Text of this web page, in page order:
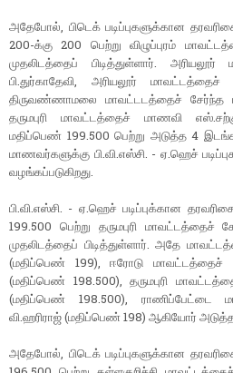
அதேபோல், பிடெக் படிப்புகளுக்கான
200-க்கு 200 பெற்று விழுப்புரம்
முதலிடத்தைப் பிடித்துள்ளார்.
பி.துர்காதேவி, அரியலூர்
திருவண்ணாமலை மாவட்டடத்தைச்
தருமபுரி மாவட்டத்தைச் மாணவி
மதிப்பெண் 199.500 பெற்று அடுத்த 4
மாணவர்களுக்கு பி.வி.எஸ்சி. - ஏ.ஹெச்
வழங்கப்படுகிறது.
பி.வி.எஸ்சி. - ஏ.ஹெச் படிப்புக்கான
199.500 பெற்று தருமபுரி மாவட்டத்தைச்
முதலிடத்தைப் பிடித்துள்ளார். அதே
(மதிப்பெண் 199), ஈரோடு மாவட்டத்தைச்
(மதிப்பெண் 198.500), தருமபுரி
(மதிப்பெண் 198.500), ராணிப்பேட்டை
வி.ஹரிராஜ் (மதிப்பெண் 198) ஆகியோர்
அதேபோல், பிடெக் படிப்புகளுக்கான